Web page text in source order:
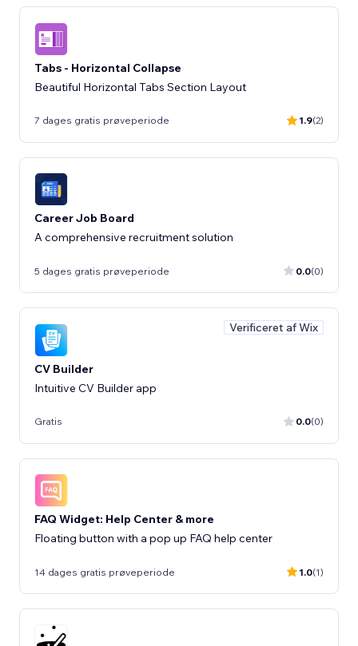
Tabs - Horizontal Collapse
Beautiful Horizontal Tabs Section Layout
7 dages gratis prøveperiode 1.9(2)
Career Job Board
A comprehensive recruitment solution
5 dages gratis prøveperiode 0.0(0)
Verificeret af Wix
CV Builder
Intuitive CV Builder app
Gratis 0.0(0)
FAQ Widget: Help Center & more
Floating button with a pop up FAQ help center
14 dages gratis prøveperiode 1.0(1)